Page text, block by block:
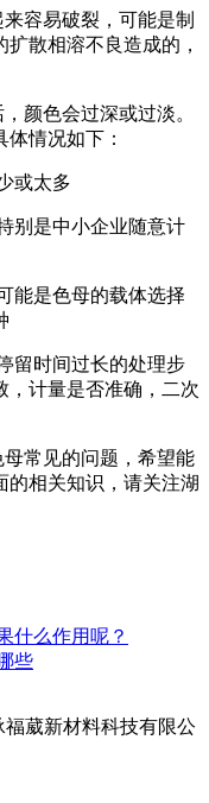
容易破裂，可能是制
散相溶不良造成的，
颜色会过深或过淡。
情况如下：
或太多
是中小企业随意计
是色母的载体选择
时间过长的处理步
，计量是否准确，二次
常见的问题，希望能
的相关知识，请关注湖
什么作用呢？
些
福葳新材料科技有限公